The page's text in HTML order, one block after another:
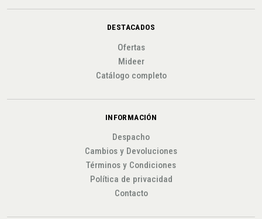
DESTACADOS
Ofertas
Mideer
Catálogo completo
INFORMACIÓN
Despacho
Cambios y Devoluciones
Términos y Condiciones
Política de privacidad
Contacto